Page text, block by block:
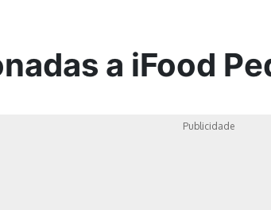
a iFood
Publicidade